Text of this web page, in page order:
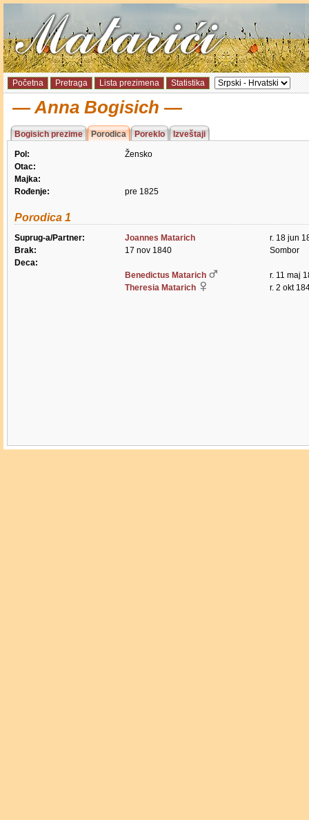
Početna Pretraga Lista prezimena Statistika
Anna Bogisich
Bogisich prezime Porodica Poreklo Izveštaji
Pol:
Žensko
Otac:
Majka:
Rođenje:
pre 1825
Porodica 1
Suprug-a/Partner: Joannes Matarich
r. 18 jun
Brak:
17 nov 1840
Sombor
Deca:
Benedictus Matarich
r. 11 maj
Theresia Matarich
r. 2 okt